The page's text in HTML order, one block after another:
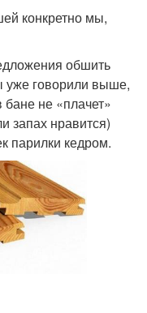
конкретно мы,
обшить
уже говорили выше,
бане не «плачет»
запах нравится)
парилки кедром.